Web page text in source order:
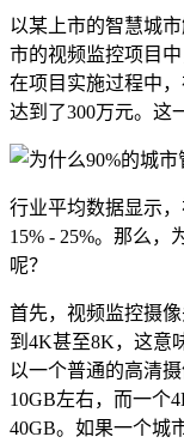
以某上市的智慧城
市的视频监控项目中
在项目实施过程中
达到了300万元。这
行业平均数据显示
15% - 25%。那么，
呢？
首先，视频监控摄
到4K甚至8K，这意
以一个普通的高清
10GB左右，而一个
40GB。如果一个城